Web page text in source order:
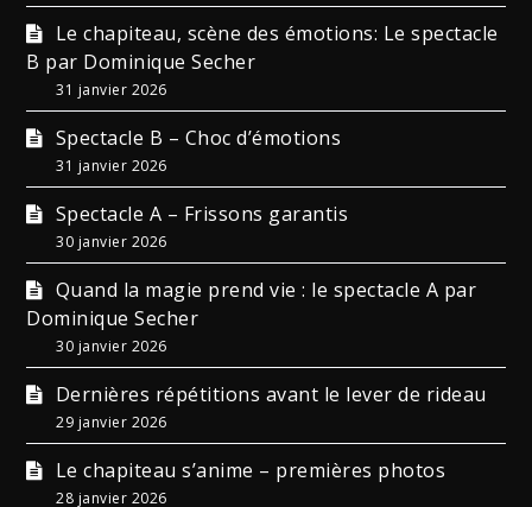
Le chapiteau, scène des émotions: Le spectacle
B par Dominique Secher
31 janvier 2026
Spectacle B – Choc d’émotions
31 janvier 2026
Spectacle A – Frissons garantis
30 janvier 2026
Quand la magie prend vie : le spectacle A par
Dominique Secher
30 janvier 2026
Dernières répétitions avant le lever de rideau
29 janvier 2026
Le chapiteau s’anime – premières photos
28 janvier 2026